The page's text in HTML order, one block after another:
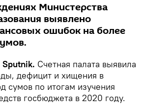
Министерства
выявлено
ошибок на более
Счетная палата выявила
дефицит и хищения в
сумов по итогам изучения
госбюджета в 2020 году.